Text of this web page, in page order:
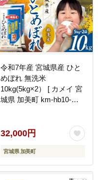
令和7年産 宮城県産 ひと
めぼれ 無洗米
10kg(5kg×2） [ カメイ 宮
城県 加美町 km-hb10-mu-
32,000円
宮城県 加美町